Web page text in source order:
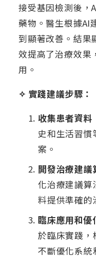
接受基因檢測後，
藥物。醫生根據AI
到顯著改善。結果
效提高了治療效果
用。
✧ 實踐建議步驟：
收集患者資料
史和生活習
案。
開發治療建議
化治療建議算
料提供準確的
臨床應用和優
於臨床實踐，
不斷優化系統